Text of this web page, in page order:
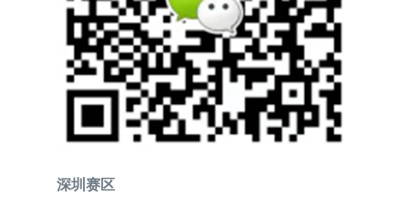
深圳赛区